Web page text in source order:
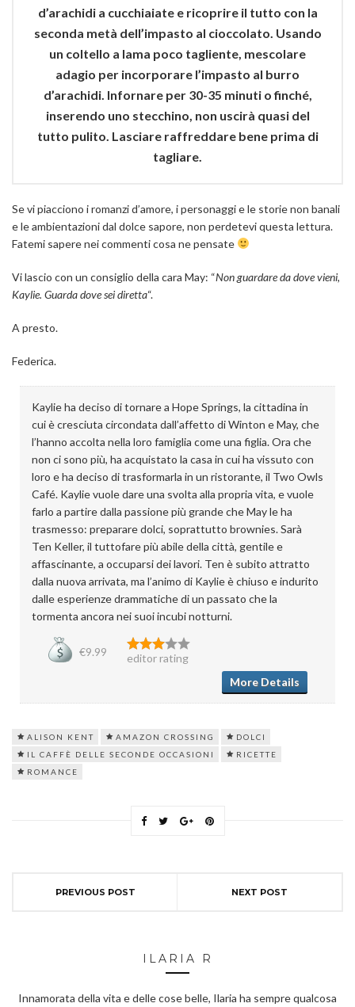
d’arachidi a cucchiaiate e ricoprire il tutto con la
seconda metà dell’impasto al cioccolato. Usando
un coltello a lama poco tagliente, mescolare
adagio per incorporare l’impasto al burro
d’arachidi. Infornare per 30-35 minuti o finché,
inserendo uno stecchino, non uscirà quasi del
tutto pulito. Lasciare raffreddare bene prima di
tagliare.
Se vi piacciono i romanzi d’amore, i personaggi e le storie non banali
e le ambientazioni dal dolce sapore, non perdetevi questa lettura.
Fatemi sapere nei commenti cosa ne pensate
Vi lascio con un consiglio della cara May: “Nonguardare da dove vieni,
Kaylie. Guarda dove sei diretta“.
A presto.
Federica.
Kaylie ha deciso di tornare a Hope Springs, la cittadina in
cui è cresciuta circondata dall’affetto di Winton e May, che
l’hanno accolta nella loro famiglia come una figlia. Ora che
non ci sono più, ha acquistato la casa in cui ha vissuto con
loro e ha deciso di trasformarla in un ristorante, il Two Owls
Café. Kaylie vuole dare una svolta alla propria vita, e vuole
farlo a partire dalla passione più grande che May le ha
trasmesso: preparare dolci, soprattutto brownies. Sarà
Ten Keller, il tuttofare più abile della città, gentile e
affascinante, a occuparsi dei lavori. Ten è subito attratto
dalla nuova arrivata, ma l’animo di Kaylie è chiuso e indurito
dalle esperienze drammatiche di un passato che la
tormenta ancora nei suoi incubi notturni.
€9.99
editor rating
More Details
ALISON KENT AMAZON CROSSING
DOLCI
IL CAFFÈ DELLE SECONDE OCCASIONI
RICETTE
ROMANCE
PREVIOUS POST NEXT POST
ILARIA R
Innamorata della vita e delle cose belle, Ilaria ha sempre qualcosa